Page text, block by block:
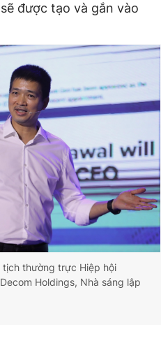
Tòa soạn
Hải Thành
BTTTT cấp ngày 24.3.2020
Báo Thanh Niên. Cấm sao
có sự chấp thuận bằng văn
JSC.
được tạo và gắn vào
tịch thường trực Hiệp hội
Holdings, Nhà sáng lập